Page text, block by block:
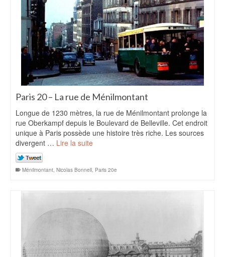
Paris 20 – La rue de Ménilmontant
Longue de 1230 mètres, la rue de Ménilmontant prolonge la
rue Oberkampf depuis le Boulevard de Belleville. Cet endroit
unique à Paris possède une histoire très riche. Les sources
divergent … Lire la suite
Ménilmontant, Nicolas Bonnell, Paris 20e